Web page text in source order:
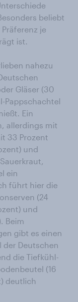
beliebt
je
ist.
nahezu
Gläser (30
Pappschachtel
Ein
allerdings mit
33 Prozent
und
ein
führt hier die
(24
und
Beim
gibt es einen
Deutschen
die Tiefkühl-
(16
deutlich